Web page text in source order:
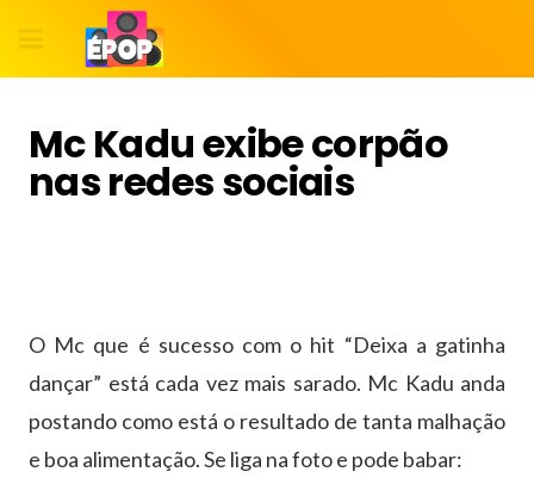
Mc Kadu exibe corpão
nas redes sociais
O Mc que é sucesso com o hit “Deixa a gatinha
dançar” está cada vez mais sarado. Mc Kadu anda
postando como está o resultado de tanta malhação
e boa alimentação. Se liga na foto e pode babar: